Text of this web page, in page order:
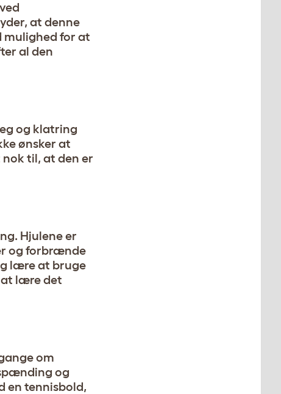
at denne
mulighed for at
al den
og klatring
ønsker at
til, at den er
Hjulene er
og forbrænde
lære at bruge
at lære det
om
og
en tennisbold,